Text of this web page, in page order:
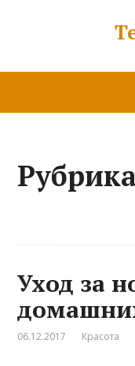
Уход за
06.12.2017 Красота